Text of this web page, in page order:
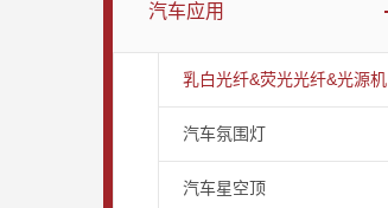
汽车应用
乳白光纤&荧光光纤&光源机
汽车氛围灯
汽车星空顶